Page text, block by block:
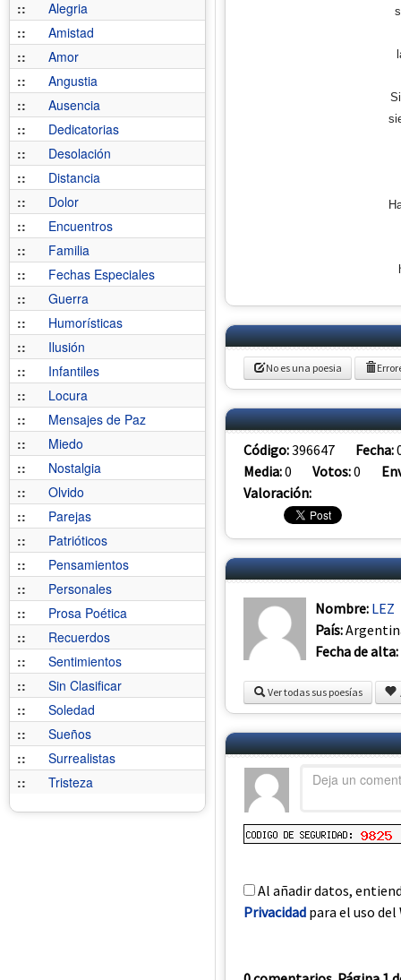
::
Alegria
::
Amistad
::
Amor
::
Angustia
::
Ausencia
::
Dedicatorias
::
Desolación
::
Distancia
::
Dolor
::
Encuentros
::
Familia
::
Fechas Especiales
::
Guerra
::
Humorísticas
::
Ilusión
::
Infantiles
::
Locura
::
Mensajes de Paz
::
Miedo
::
Nostalgia
::
Olvido
::
Parejas
::
Patrióticos
::
Pensamientos
::
Personales
::
Prosa Poética
::
Recuerdos
::
Sentimientos
::
Sin Clasificar
::
Soledad
::
Sueños
::
Surrealistas
::
Tristeza
No es una poesia
Código:396647 Fecha:
Media:0 Votos:0
Valoración:
Nombre: LEZ
País:
Fecha de alta:
Ver todas sus poesías
Al añadir datos,
Privacidad para el uso del